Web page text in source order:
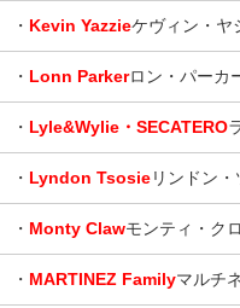
・ Kevin Yazzieケヴィン・ヤ
・ Lonn Parkerロン・パーカ
・ Lyle&Wylie・SECATERO
・ Lyndon Tsosieリンドン
・ Monty Clawモンティ・ク
・ MARTINEZ Familyマルチ